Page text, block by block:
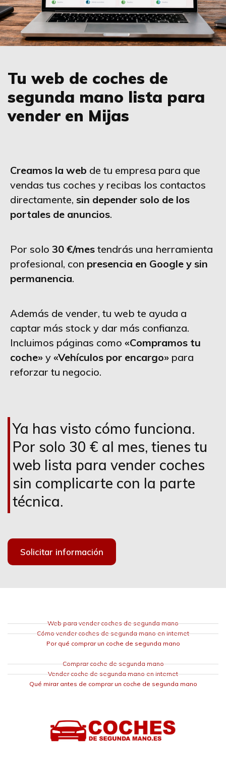
Tu web de coches de
segunda mano lista para
vender en Mijas
Creamos la web de tu empresa para que
vendas tus coches y recibas los contactos
directamente, sin depender solo de los
portales de anuncios.
Por solo 30 €/mes tendrás una herramienta
profesional, con presencia en Google y sin
permanencia.
Además de vender, tu web te ayuda a
captar más stock y dar más confianza.
Incluimos páginas como «Compramos tu
coche» y «Vehículos por encargo» para
reforzar tu negocio.
Ya has visto cómo funciona.
Por solo 30 € al mes, tienes tu
web lista para vender coches
sin complicarte con la parte
técnica.
Solicitar información
Web para vender coches de segunda mano
Cómo vender coches de segunda mano en internet
Por qué comprar un coche de segunda mano
Comprar coche de segunda mano
Vender coche de segunda mano en internet
Qué mirar antes de comprar un coche de segunda mano